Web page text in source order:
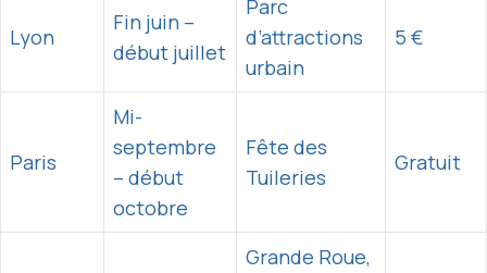
Lyon
Fin juin –
début juillet
Parc
d’attractions
urbain
5 €
Paris
Mi-
septembre
– début
octobre
Fête des
Tuileries
Gratuit
Grande Roue,